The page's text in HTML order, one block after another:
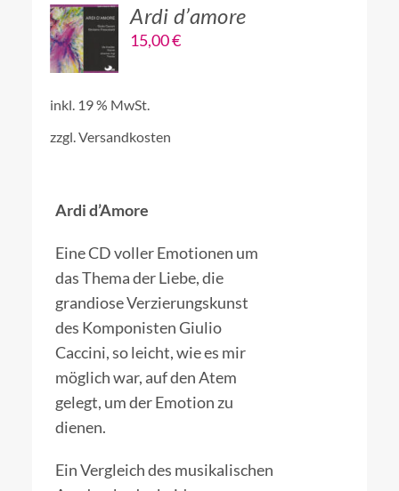
DEN
WARENKORB
/
Ardi d’amore
15,00€
inkl. 19 % MwSt.
zzgl.Versandkosten
Ardi d’Amore
Eine CD voller Emotionen um
das Thema der Liebe, die
grandiose Verzierungskunst
des Komponisten Giulio
Caccini, so leicht, wie es mir
möglich war, auf den Atem
gelegt, um der Emotion zu
dienen.
Ein Vergleich des musikalischen